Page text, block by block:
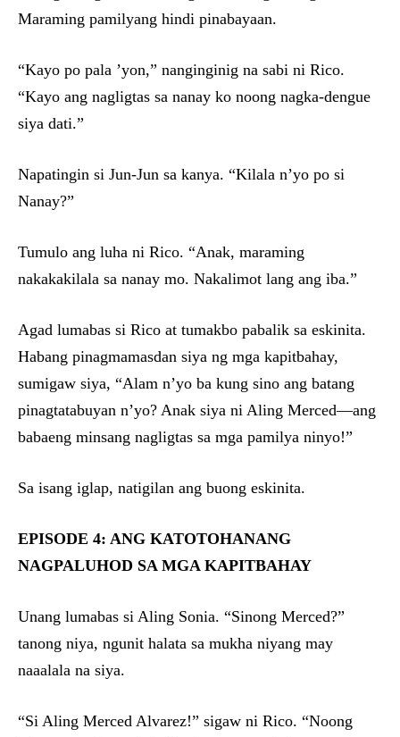
Maraming pamilyang hindi pinabayaan.
“Kayo po pala ’yon,” nanginginig na sabi ni Rico.
“Kayo ang nagligtas sa nanay ko noong nagka-dengue
siya dati.”
Napatingin si Jun-Jun sa kanya. “Kilala n’yo po si
Nanay?”
Tumulo ang luha ni Rico. “Anak, maraming
nakakakilala sa nanay mo. Nakalimot lang ang iba.”
Agad lumabas si Rico at tumakbo pabalik sa eskinita.
Habang pinagmamasdan siya ng mga kapitbahay,
sumigaw siya, “Alam n’yo ba kung sino ang batang
pinagtatabuyan n’yo? Anak siya ni Aling Merced—ang
babaeng minsang nagligtas sa mga pamilya ninyo!”
Sa isang iglap, natigilan ang buong eskinita.
EPISODE 4: ANG KATOTOHANANG
NAGPALUHOD SA MGA KAPITBAHAY
Unang lumabas si Aling Sonia. “Sinong Merced?”
tanong niya, ngunit halata sa mukha niyang may
naaalala na siya.
“Si Aling Merced Alvarez!” sigaw ni Rico. “Noong